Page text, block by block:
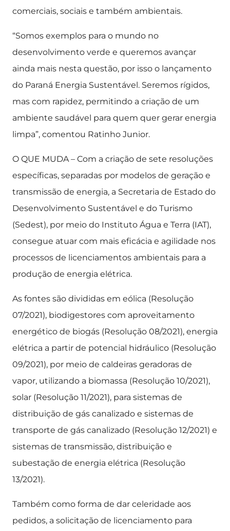
comerciais, sociais e também ambientais.
“Somos exemplos para o mundo no
desenvolvimento verde e queremos avançar
ainda mais nesta questão, por isso o lançamento
do Paraná Energia Sustentável. Seremos rígidos,
mas com rapidez, permitindo a criação de um
ambiente saudável para quem quer gerar energia
limpa”, comentou Ratinho Junior.
O QUE MUDA – Com a criação de sete resoluções
específicas, separadas por modelos de geração e
transmissão de energia, a Secretaria de Estado do
Desenvolvimento Sustentável e do Turismo
(Sedest), por meio do Instituto Água e Terra (IAT),
consegue atuar com mais eficácia e agilidade nos
processos de licenciamentos ambientais para a
produção de energia elétrica.
As fontes são divididas em eólica (Resolução
07/2021), biodigestores com aproveitamento
energético de biogás (Resolução 08/2021), energia
elétrica a partir de potencial hidráulico (Resolução
09/2021), por meio de caldeiras geradoras de
vapor, utilizando a biomassa (Resolução 10/2021),
solar (Resolução 11/2021), para sistemas de
distribuição de gás canalizado e sistemas de
transporte de gás canalizado (Resolução 12/2021) e
sistemas de transmissão, distribuição e
subestação de energia elétrica (Resolução
13/2021).
Também como forma de dar celeridade aos
pedidos, a solicitação de licenciamento para